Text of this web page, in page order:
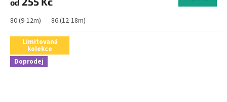
od
80 (9-12m) 86 (12-18m)
Limitovaná
kolekce
Doprodej